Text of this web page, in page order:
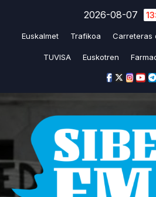
2026-08-07
Euskalmet Trafikoa Carreteras
TUVISA Euskotren